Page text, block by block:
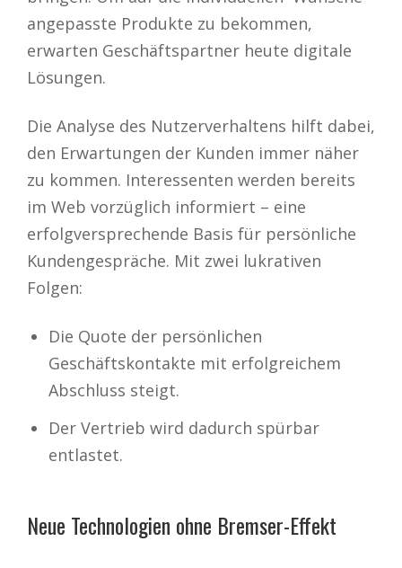
angepasste Produkte zu bekommen,
erwarten Geschäftspartner heute digitale
Lösungen.
Die Analyse des Nutzerverhaltens hilft dabei,
den Erwartungen der Kunden immer näher
zu kommen. Interessenten werden bereits
im Web vorzüglich informiert – eine
erfolgversprechende Basis für persönliche
Kundengespräche. Mit zwei lukrativen
Folgen:
Die Quote der persönlichen
Geschäftskontakte mit erfolgreichem
Abschluss steigt.
Der Vertrieb wird dadurch spürbar
entlastet.
Neue Technologien ohne Bremser-Effekt